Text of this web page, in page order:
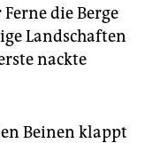
die Berge
Landschaften
nackte
Beinen klappt